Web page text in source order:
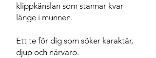
klippkänslan som stannar kvar
länge i munnen.
Ett te för dig som söker karaktär,
djup och närvaro.